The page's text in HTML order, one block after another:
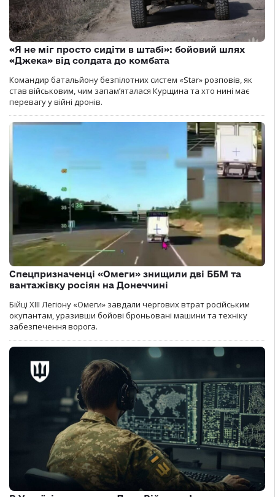
«Я не міг просто сидіти в штабі»: бойовий шлях
«Джека» від солдата до комбата
Командир батальйону безпілотних систем «Star» розповів, як
став військовим, чим запам’яталася Курщина та хто нині має
перевагу у війні дронів.
Спецпризначенці «Омеги» знищили дві ББМ та
вантажівку росіян на Донеччині
Бійці ХІІІ Легіону «Омеги» завдали чергових втрат російським
окупантам, уразивши бойові броньовані машини та техніку
забезпечення ворога.